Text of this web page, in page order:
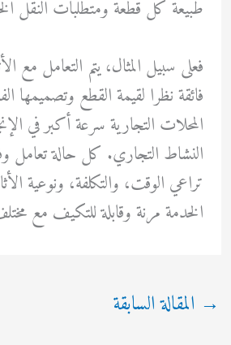
طبيعة كل قطعة ومتطلبات النقل
فعلى سبيل المثال، يتم التعامل مع
فائقة نظرا لقيمة القطع وتصميمها
المحلات التجارية سرعة أكبر في
النشاط التجاري. كل حالة
تراعي الوقت، والتكلفة، ونوعية
الخدمة مرنة وقابلة للتكيف مع
→ المقالة السابقة